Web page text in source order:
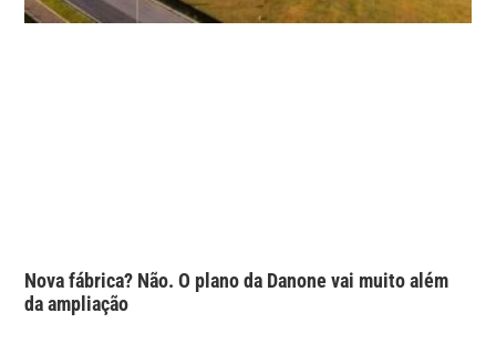
Nova fábrica? Não. O plano da Danone vai muito além
da ampliação